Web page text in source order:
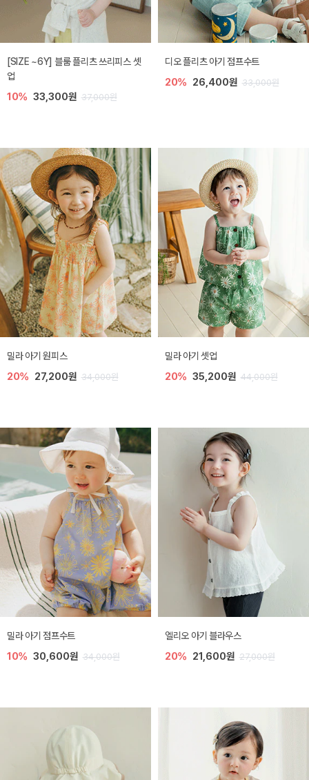
[SIZE ~6Y] 블룸 플리츠 쓰리피스 셋
업
10% 33,300원 37,000원
디오 플리츠 아기 점프수트
20% 26,400원 33,000원
밀라 아기 원피스
20% 27,200원 34,000원
밀라 아기 셋업
20% 35,200원 44,000원
밀라 아기 점프수트
10% 30,600원 34,000원
엘리오 아기 블라우스
20% 21,600원 27,000원